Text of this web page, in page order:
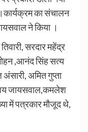
का संचालन
ने किया ।
सरदार महेंद्र
,आनंद सिंह सत्य
अमित गुप्ता
जायसवाल,कमलेश
में पत्रकार मौजूद थे,